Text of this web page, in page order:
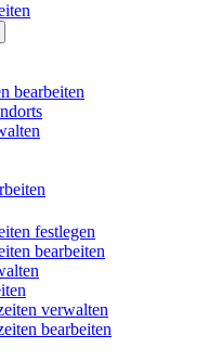
bearbeiten
festlegen
bearbeiten
verwalten
bearbeiten